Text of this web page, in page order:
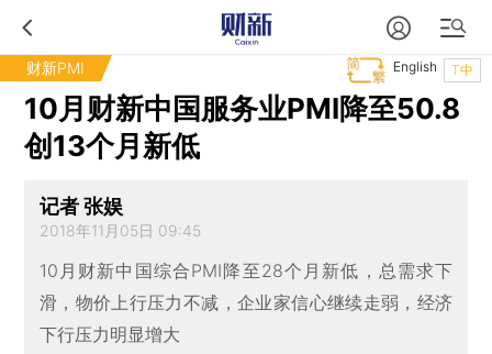
财新PMI T中
English
10月财新中国服务业PMI降至50.8
创13个月新低
记者 张娱
2018年11月05日 09:45
10月财新中国综合PMI降至28个月新低，总需求下
滑，物价上行压力不减，企业家信心继续走弱，经济
下行压力明显增大